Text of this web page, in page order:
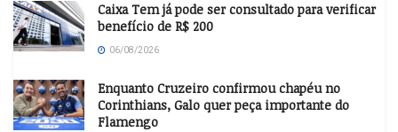
Caixa Tem já pode ser consultado para verificar
benefício de R$ 200
06/08/2026
Enquanto Cruzeiro confirmou chapéu no
Corinthians, Galo quer peça importante do
Flamengo